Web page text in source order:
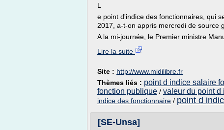
L
e point d'indice des fonctionnaires, qui
2017, a-t-on appris mercredi de source
A la mi-journée, le Premier ministre
Lire la suite
Site : http://www.midilibre.fr
Thèmes liés : point d indice salaire
fonction publique / valeur du point d
indice des fonctionnaire / point d
[SE-Unsa]